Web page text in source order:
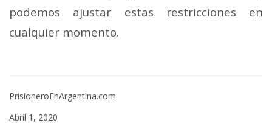
podemos ajustar estas restricciones en
cualquier momento.
PrisioneroEnArgentina.com
Abril 1, 2020